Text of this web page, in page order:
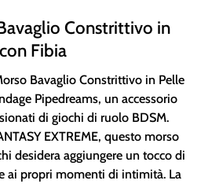
Constrittivo in
Fibia
Bavaglio Constrittivo in Pelle
Pipedreams, un accessorio
di giochi di ruolo BDSM.
EXTREME, questo morso
desidera aggiungere un tocco di
ai propri momenti di intimità. La